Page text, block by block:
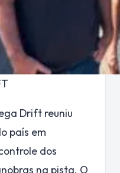
Drift reuniu
país em
dos
na pista. O